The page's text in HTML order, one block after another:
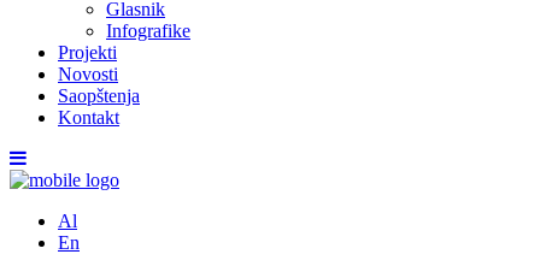
Glasnik
Infografike
Projekti
Novosti
Saopštenja
Kontakt
Al
En